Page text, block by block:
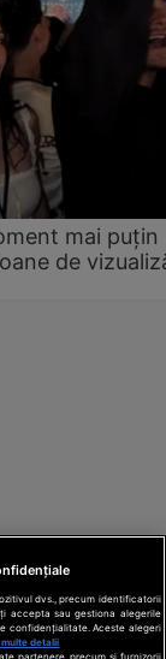
mai puțin
de
dvs., precum identificatorii
accepta sau gestiona alegerile
confidențialitate. Aceste alegeri
multe detalii
partenere, precum si furnizorii